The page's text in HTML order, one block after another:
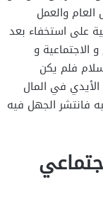
والعمل
على استخفاء بعد
و
فلم يكن
في المال
فانتشر الجهل فيه